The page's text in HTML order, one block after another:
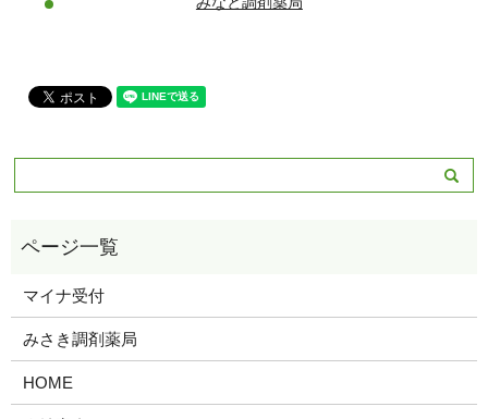
マイナ受付
みさき調剤薬局
HOME